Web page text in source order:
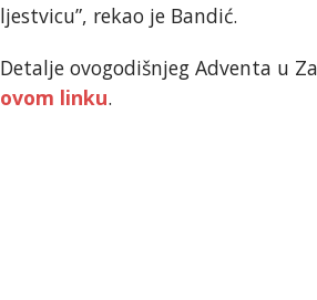
ljestvicu”, rekao je Bandić.
Detalje ovogodišnjeg Adventa u
ovom linku.